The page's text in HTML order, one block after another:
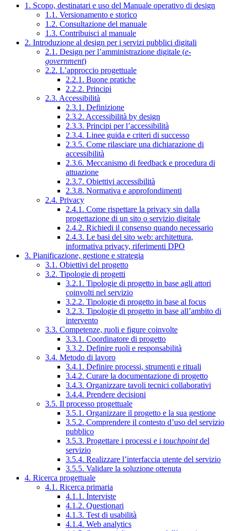
1. Scopo, destinatari e uso del Manuale operativo di design
1.1. Versionamento e storico
1.2. Consultazione del manuale
1.3. Contribuisci al manuale
2. Introduzione al design per i servizi pubblici digitali
2.1. Design per l’amministrazione digitale (e-
government)
2.2. L’approccio progettuale
2.2.1. Buone pratiche
2.2.2. Principi
2.3. Accessibilità
2.3.1. Definizione
2.3.2. Accessibilità by design
2.3.3. Principi per l’accessibilità
2.3.4. Linee guida e criteri di successo
2.3.5. Come rilasciare una dichiarazione di
accessibilità
2.3.6. Meccanismo di feedback e procedura di
attuazione
2.3.7. Obiettivi accessibilità
2.3.8. Normativa e approfondimenti
2.4. Privacy
2.4.1. Come rispettare la privacy sin dalla
progettazione di un sito o servizio digitale
2.4.2. Richiedi il consenso quando necessario
2.4.3. Le basi del sito web: architettura,
informativa privacy, riferimenti DPO
3. Pianificazione, gestione e strategia
3.1. Obiettivi del progetto
3.2. Tipologie di progetti
3.2.1. Tipologie di progetto in base agli attori
coinvolti nel servizio
3.2.2. Tipologie di progetto in base al focus
3.2.3. Tipologie di progetto in base all’ambito di
intervento
3.3. Competenze, ruoli e figure coinvolte
3.3.1. Coordinatore di progetto
3.3.2. Definire ruoli e responsabilità
3.4. Metodo di lavoro
3.4.1. Definire processi, strumenti e rituali
3.4.2. Curare la documentazione di progetto
3.4.3. Organizzare tavoli tecnici collaborativi
3.4.4. Prendere decisioni
3.5. Il processo progettuale
3.5.1. Organizzare il progetto e la sua gestione
3.5.2. Comprendere il contesto d’uso del servizio
pubblico
3.5.3. Progettare i processi e i touchpointdel
servizio
3.5.4. Realizzare l’interfaccia utente del servizio
3.5.5. Validare la soluzione ottenuta
4. Ricerca progettuale
4.1. Ricerca primaria
4.1.1. Interviste
4.1.2. Questionari
4.1.3. Test di usabilità
4.1.4. Web analytics